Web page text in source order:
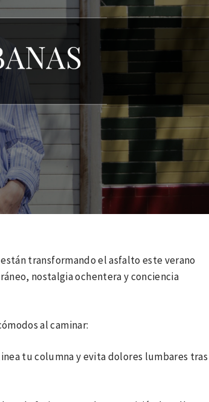
están transformando el asfalto este verano
nostalgia ochentera y conciencia
al caminar:
tu columna y evita dolores lumbares tras